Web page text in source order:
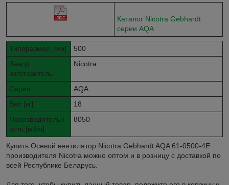
Каталог Nicotra Gebhardt
серии AQA
Типоразмер [мм]
500
Завод
изготовитель
Nicotra
Серия
AQA
Вес [кг]
18
Производительн
ость [м3/ч]
8050
Купить Осевой вентилятор Nicotra Gebhardt AQA 61-0500-4E
производителя Nicotra можно оптом и в розницу с доставкой по
всей Республике Беларусь.